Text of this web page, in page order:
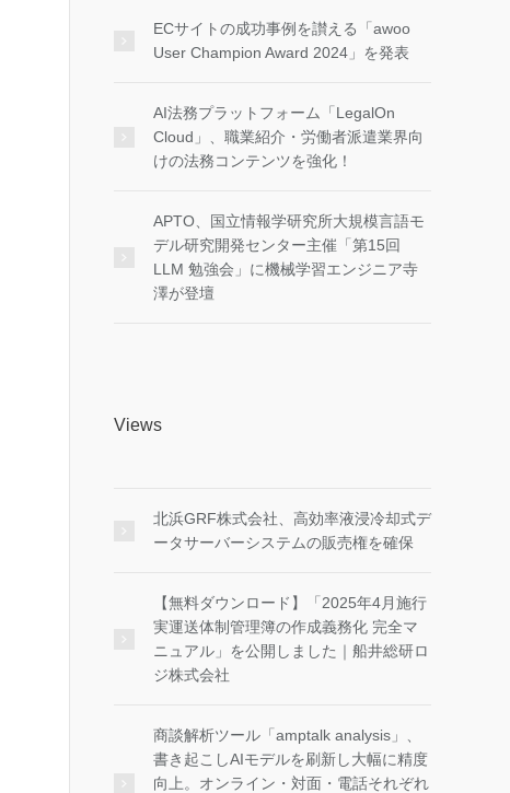
ECサイトの成功事例を讃える「awoo
User Champion Award 2024」を発表
AI法務プラットフォーム「LegalOn
Cloud」、職業紹介・労働者派遣業界向
けの法務コンテンツを強化！
APTO、国立情報学研究所大規模言語モ
デル研究開発センター主催「第15回
LLM 勉強会」に機械学習エンジニア寺
澤が登壇
Views
北浜GRF株式会社、高効率液浸冷却式デ
ータサーバーシステムの販売権を確保
【無料ダウンロード】「2025年4月施行
実運送体制管理簿の作成義務化 完全マ
ニュアル」を公開しました｜船井総研ロ
ジ株式会社
商談解析ツール「amptalk analysis」、
書き起こしAIモデルを刷新し大幅に精度
向上。オンライン・対面・電話それぞれ